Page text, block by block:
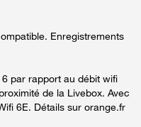
Enregistrements
par rapport au débit wifi
de la Livebox. Avec
6E. Détails sur orange.fr